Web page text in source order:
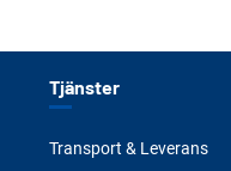
Tjänster
Transport & Leverans